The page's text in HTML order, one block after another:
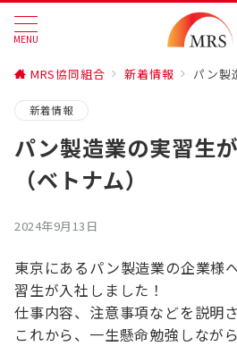
MENU
MRS協同組合 新着情報 パン製造業
新着情報
パン製造業の実習生
（ベトナム）
2024年9月13日
東京にあるパン製造業の企業様
習生が入社しました！
仕事内容、注意事項などを説明
これから、一生懸命勉強しなが